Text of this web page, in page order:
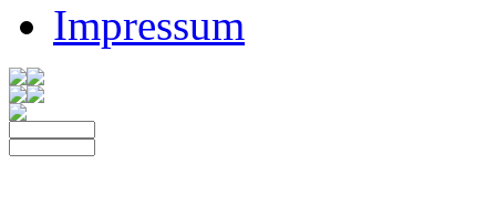
Impressum